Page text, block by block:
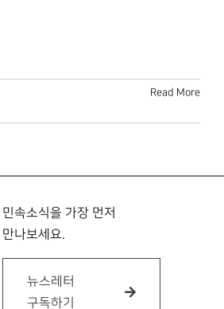
Read More
민속소식을 가장 먼저
만나보세요.
뉴스레터
구독하기